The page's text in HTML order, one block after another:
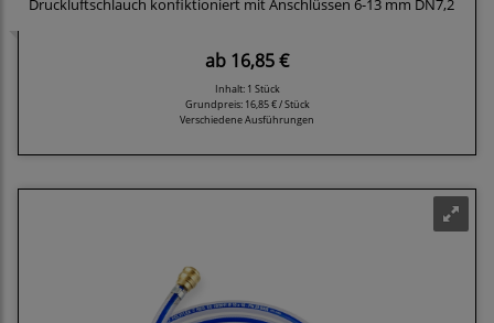
Druckluftschlauch konfiktioniert mit Anschlüssen 6-13 mm DN7,2
ab 16,85 €
Inhalt: 1 Stück
Grundpreis: 16,85 € / Stück
Verschiedene Ausführungen